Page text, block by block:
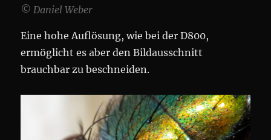
© Daniel Weber
Eine hohe Auflösung, wie bei der D800,
ermöglicht es aber den Bildausschnitt
brauchbar zu beschneiden.